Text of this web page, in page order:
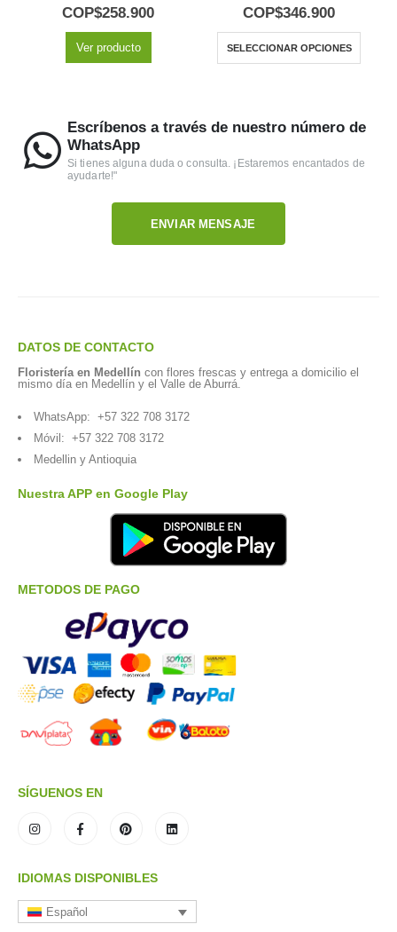
5.00out of 5
COP$258.900
Ver producto
5.00out of 5
COP$346.900
SELECCIONAR OPCIONES
Escríbenos a través de nuestro número de
WhatsApp
Si tienes alguna duda o consulta. ¡Estaremos encantados de
ayudarte!"
ENVIAR MENSAJE
DATOS DE CONTACTO
Floristería en Medellín con flores frescas y entrega a domicilio el
mismo día en Medellín y el Valle de Aburrá.
WhatsApp: +57 322 708 3172
Móvil: +57 322 708 3172
Medellin y Antioquia
Nuestra APP en Google Play
METODOS DE PAGO
SÍGUENOS EN
IDIOMAS DISPONIBLES
Español